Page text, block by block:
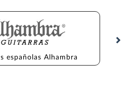
españolas Alhambra